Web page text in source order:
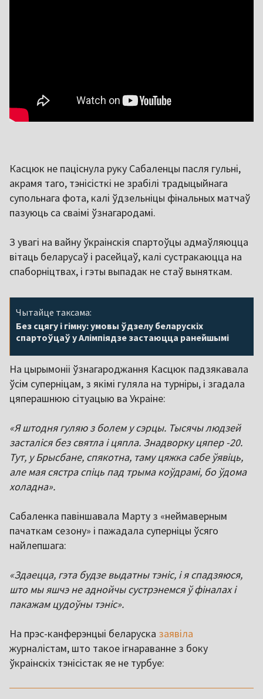
Касцюк не паціснула руку Сабаленцы пасля гульні,
акрамя таго, тэнісісткі не зрабілі традыцыйнага
супольнага фота, калі ўдзельніцы фінальных матчаў
пазуюць са сваімі ўзнагародамі.
З увагі на вайну ўкраінскія спартоўцы адмаўляюцца
вітаць беларусаў і расейцаў, калі сустракаюцца на
спаборніцтвах, і гэты выпадак не стаў выняткам.
Чытайце таксама:
Без сцягу і гімну: умовы ўдзелу беларускіх
спартоўцаў у Алімпіядзе застаюцца ранейшымі
На цырымоніі ўзнагароджання Касцюк падзякавала
ўсім суперніцам, з якімі гуляла на турніры, і згадала
цяперашнюю сітуацыю ва Украіне:
«Я штодня гуляю з болем у сэрцы. Тысячы людзей
засталіся без святла і цяпла. Знадворку цяпер -20.
Тут, у Брысбане, спякотна, таму цяжка сабе ўявіць,
але мая сястра спіць пад трыма коўдрамі, бо ўдома
холадна».
Сабаленка павіншавала Марту з «неймаверным
пачаткам сезону» і пажадала суперніцы ўсяго
найлепшага:
«Здаецца, гэта будзе выдатны тэніс, і я спадзяюся,
што мы яшчэ не аднойчы сустрэнемся ў фіналах і
пакажам цудоўны тэніс».
На прэс-канферэнцыі беларуска заявіла
журналістам, што такое ігнараванне з боку
ўкраінскіх тэнісістак яе не турбуе: